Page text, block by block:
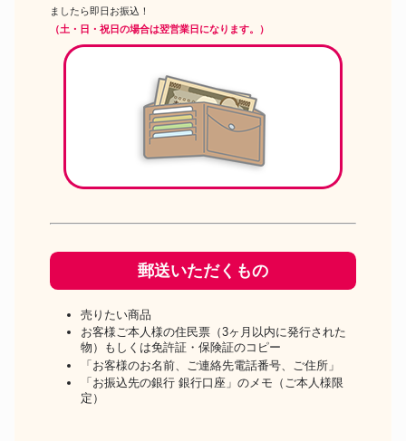
ましたら即日お振込！
（土・日・祝日の場合は翌営業日になります。）
郵送いただくもの
売りたい商品
お客様ご本人様の住民票（3ヶ月以内に発行された
物）もしくは免許証・保険証のコピー
「お客様のお名前、ご連絡先電話番号、ご住所」
「お振込先の銀行 銀行口座」のメモ（ご本人様限
定）